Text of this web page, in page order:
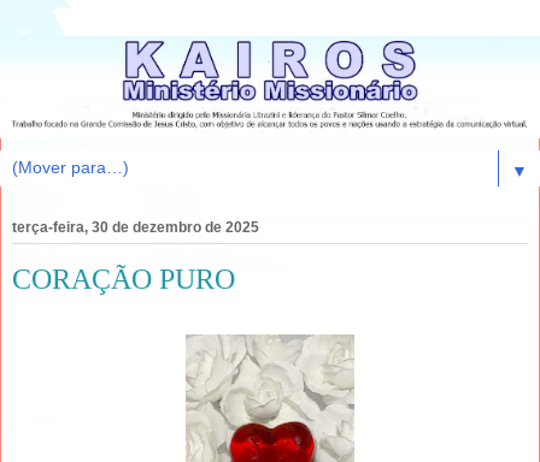
▼
terça-feira, 30 de dezembro de 2025
CORAÇÃO PURO